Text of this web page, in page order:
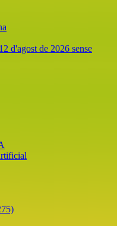
d'agost de 2026 sense